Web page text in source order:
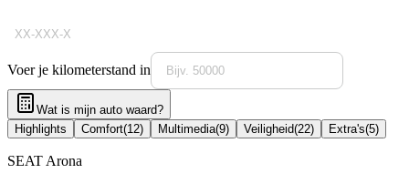
Voer je kilometerstand in
Wat is mijn auto waard?
Highlights
Comfort(12) Multimedia(9) Veiligheid(22) Extra's(5)
SEAT Arona